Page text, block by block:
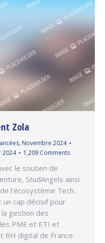
Zola
, Novembre 2024
2024 1,209 Comments
le soutien de
StudAngels ainsi
l’écosystème Tech.
cap décisif pour
gestion des
PME et ETI et
RH digital de France.